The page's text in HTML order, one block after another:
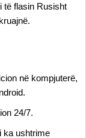
të flasin Rusisht
në kompjuterë,
24/7.
ka ushtrime